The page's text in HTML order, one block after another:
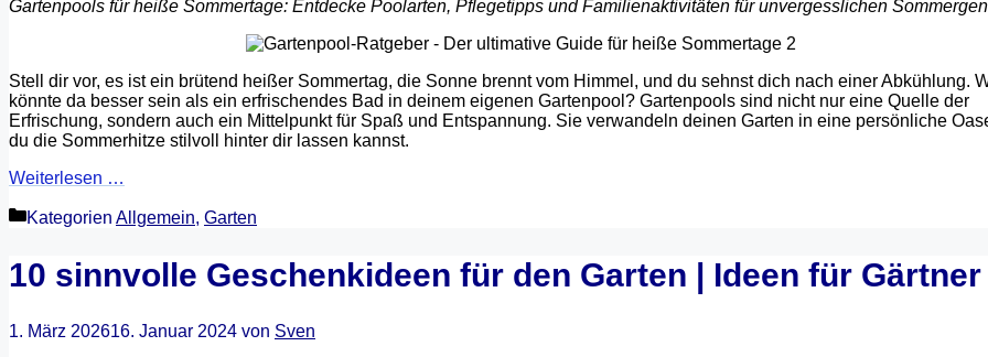
Gartenpools für heiße Sommertage: Entdecke Poolarten, Pflegetipps und Familienaktivitäten für unvergesslichen
Stell dir vor, es ist ein brütend heißer Sommertag, die Sonne brennt vom Himmel, und du sehnst dich nach einer Abkühlung.
könnte da besser sein als ein erfrischendes Bad in deinem eigenen Gartenpool? Gartenpools sind nicht nur eine Quelle der
Erfrischung, sondern auch ein Mittelpunkt für Spaß und Entspannung. Sie verwandeln deinen Garten in eine persönliche
du die Sommerhitze stilvoll hinter dir lassen kannst.
Weiterlesen …
Kategorien Allgemein, Garten
10 sinnvolle Geschenkideen für den Garten | Ideen für
1. März 202616. Januar 2024 von Sven